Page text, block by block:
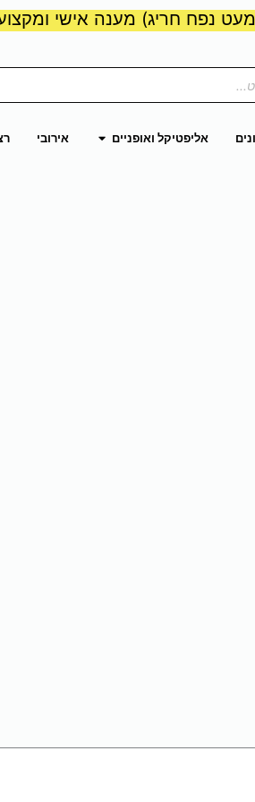
נפח חריג) מענה אישי ומקצועי 9:00-21:30 /
וכוחאליפטיקל ואופניים פתח אליפטיקל
אירובי